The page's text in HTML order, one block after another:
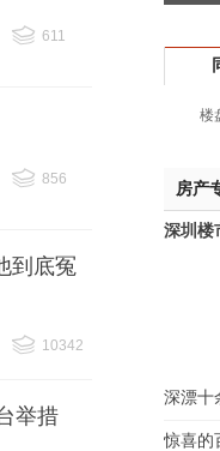
611
856
到底冤
10342
举措
楼
房产
深圳楼
深漂十
惊喜的